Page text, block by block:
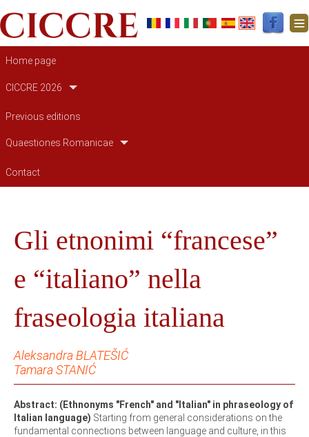
Main navigation
Home page
CICCRE 2026
Previous editions
Quaestiones Romanicae
Contact
Gli etnonimi “francese”
e “italiano” nella
fraseologia italiana
Aleksandra BLATEŠIĆ
Tamara STANIĆ
Abstract: (Ethnonyms "French" and "Italian" in phraseology of
Italian language) Starting from general considerations on the
fundamental connections between language and culture, in this